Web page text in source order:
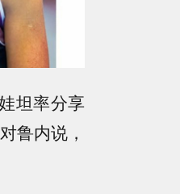
坦率分享
鲁内说，